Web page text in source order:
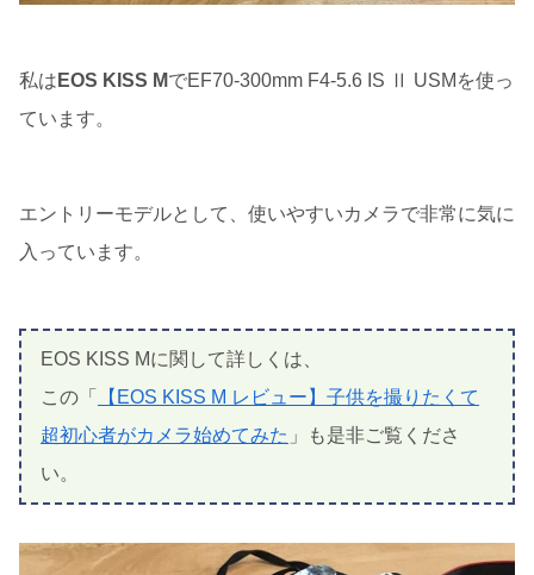
私は EOS KISS MでEF70-300mm F4-5.6 IS Ⅱ USMを使っ
ています。
エントリーモデルとして、使いやすいカメラで非常に気に
入っています。
EOS KISS Mに関して詳しくは、
この「
【EOS KISS M レビュー】子供を撮りたくて
超初心者がカメラ始めてみた 」も是非ご覧くださ
い。